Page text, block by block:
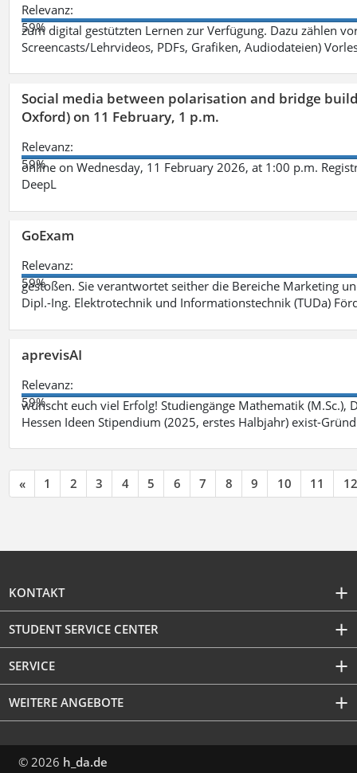
Relevanz:
59%
zum digital gestützten Lernen zur Verfügung. Dazu zählen
Screencasts/Lehrvideos, PDFs, Grafiken, Audiodateien)
Social media between polarisation and bridge
Oxford) on 11 February, 1 p.m.
Relevanz:
59%
online on Wednesday, 11 February 2026, at 1:00 p.m.
DeepL
GoExam
Relevanz:
59%
gestoßen. Sie verantwortet seither die Bereiche Marketing
Dipl.-Ing. Elektrotechnik und Informationstechnik (TUDa)
aprevisAI
Relevanz:
59%
wünscht euch viel Erfolg! Studiengänge Mathematik (M.Sc.),
Hessen Ideen Stipendium (2025, erstes Halbjahr) exist-
« 1 2 3 4 5 6 7 8 9 10 11 12
KONTAKT
STUDENT SERVICE CENTER
SERVICE
WEITERE ANGEBOTE
© 2026 h_da.de